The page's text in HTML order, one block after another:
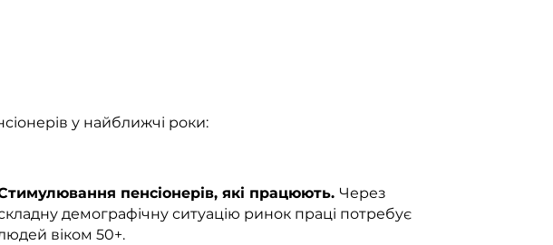
у найближчі роки:
пенсіонерів, які працюють. Через
демографічну ситуацію ринок праці потребує
віком 50+.